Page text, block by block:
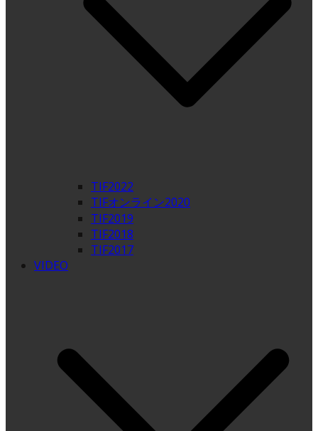
TIF2022
TIFオンライン2020
TIF2019
TIF2018
TIF2017
VIDEO